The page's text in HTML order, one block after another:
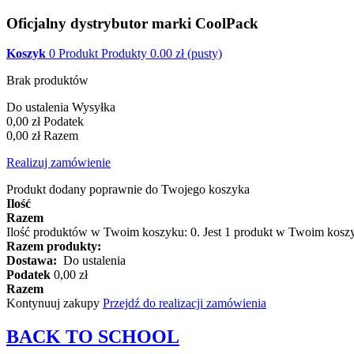
Oficjalny dystrybutor marki CoolPack
Koszyk 0 Produkt Produkty 0.00 zł (pusty)
Brak produktów
Do ustalenia Wysyłka
0,00 zł Podatek
0,00 zł Razem
Realizuj zamówienie
Produkt dodany poprawnie do Twojego koszyka
Ilość
Razem
Ilość produktów w Twoim koszyku: 0. Jest 1 produkt w Twoim
Razem produkty:
Dostawa: Do ustalenia
Podatek 0,00 zł
Razem
Kontynuuj zakupy Przejdź do realizacji zamówienia
BACK TO SCHOOL